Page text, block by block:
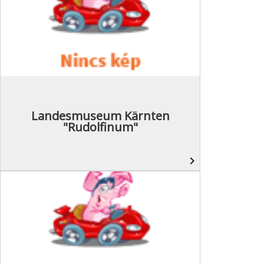
Landesmuseum Kärnten
"Rudolfinum"
navigate_next